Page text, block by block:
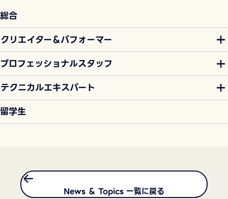
総合
クリエイター＆パフォーマー
プロフェッショナルスタッフ
テクニカルエキスパート
留学生
News ＆ Topics 一覧に戻る